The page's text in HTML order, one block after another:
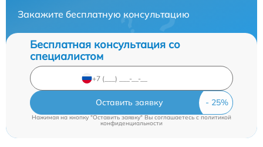
Закажите бесплатную консультацию
Бесплатная консультация со
специалистом
Оставить заявку
Нажимая на кнопку "Оставить заявку" Вы соглашаетесь cполитикой
конфиденциальности